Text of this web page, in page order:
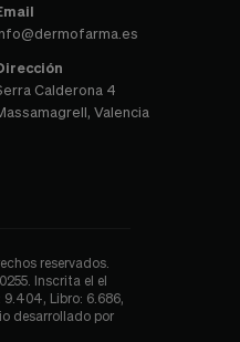
Calderona 4
Valencia
reservados.
Inscrita el el
Libro: 6.686,
desarrollado por